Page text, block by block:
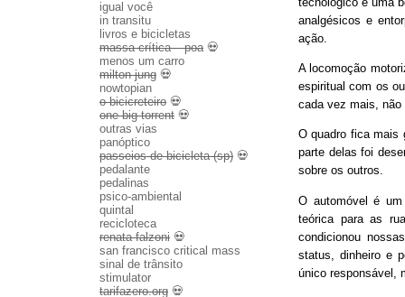
analgésicos e
ação.
A locomoção
espiritual com os
cada vez mais,
O quadro fica mais
parte delas foi
sobre os outros.
O automóvel é
teórica para as
condicionou
status, dinheiro e
único responsável,
igual você
in transitu
livros e bicicletas
massa crítica – poa💀
menos um carro
milton jung 💀
nowtopian
o bicicreteiro 💀
one big torrent 💀
outras vias
panóptico
passeios de bicicleta (sp) 💀
pedalante
pedalinas
psico-ambiental
quintal
recicloteca
renata falzoni 💀
san francisco critical mass
sinal de trânsito
stimulator
tarifazero.org 💀